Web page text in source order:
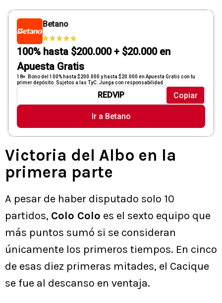
Victoria del Albo en la
primera parte
A pesar de haber disputado solo 10
partidos, Colo Colo es el sexto equipo que
más puntos sumó si se consideran
únicamente los primeros tiempos. En cinco
de esas diez primeras mitades, el Cacique
se fue al descanso en ventaja.